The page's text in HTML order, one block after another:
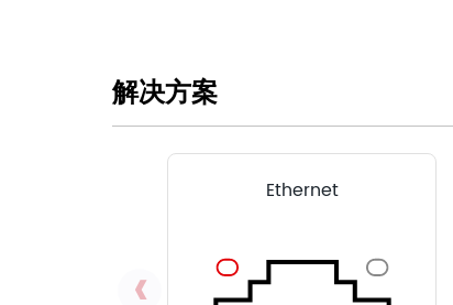
解决方案
Ethernet